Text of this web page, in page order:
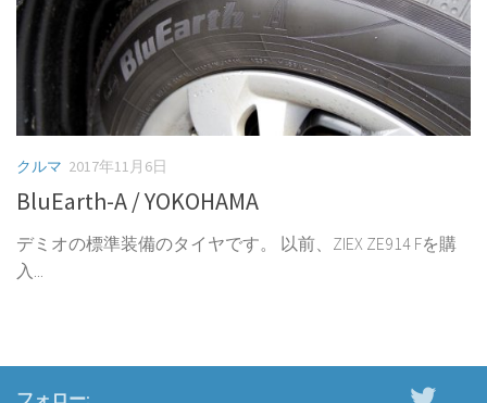
クルマ 2017年11月6日
BluEarth-A / YOKOHAMA
デミオの標準装備のタイヤです。 以前、ZIEX ZE914 Fを購
入...